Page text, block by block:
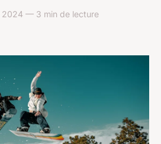
— 3 min de lecture